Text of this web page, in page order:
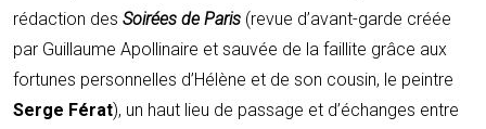
rédaction des Soirées de Paris (revue d’avant-garde créée
par Guillaume Apollinaire et sauvée de la faillite grâce aux
fortunes personnelles d’Hélène et de son cousin, le peintre
Serge Férat), un haut lieu de passage et d’échanges entre